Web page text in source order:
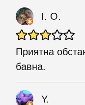
I. O.
Приятна
бавна.
Y.